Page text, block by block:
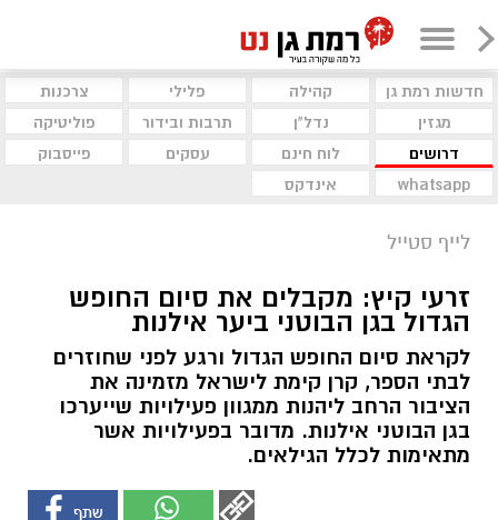
חדשות רמת גן קהילה פלילי
צרכנות
מגזין
נדל"ן תרבות ובידור
פוליטיקה
דרושים
לוח חינם עסקים
פייסבוק
whatsapp
אינדקס
לייף סטייל
זרעי קיץ: מקבלים את סיום החופש
הגדול בגן הבוטני ביער אילנות
לקראת סיום החופש הגדול ורגע לפני שחוזרים
לבתי הספר, קרן קימת לישראל מזמינה את
הציבור הרחב ליהנות ממגוון פעילויות שייערכו
בגן הבוטני אילנות. מדובר בפעילויות אשר
מתאימות לכלל הגילאים.